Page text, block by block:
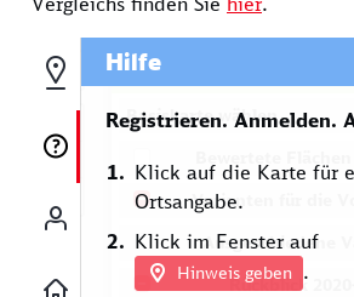
Hilfe
Registrieren. Anmelden.
Klick auf die Karte für
Ortsangabe.
Klick im Fenster auf
Hinweis geben
.
Karten-Ebene wählen
Basiskarte wählen
Varianten für die
Ausgeschiedene
Rückblick 2020-